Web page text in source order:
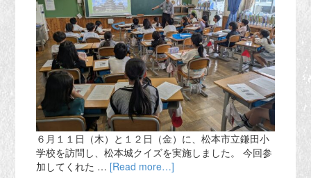
６月１１日（木）と１２日（金）に、松本市立鎌田小
学校を訪問し、松本城クイズを実施しました。 今回参
加してくれた … [Read more…]